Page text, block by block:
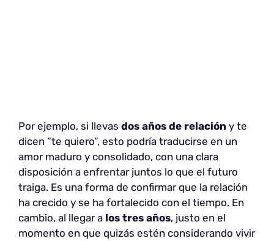
Por ejemplo, si llevas dos años de relación y te
dicen “te quiero”, esto podría traducirse en un
amor maduro y consolidado, con una clara
disposición a enfrentar juntos lo que el futuro
traiga. Es una forma de confirmar que la relación
ha crecido y se ha fortalecido con el tiempo. En
cambio, al llegar a los tres años, justo en el
momento en que quizás estén considerando vivir